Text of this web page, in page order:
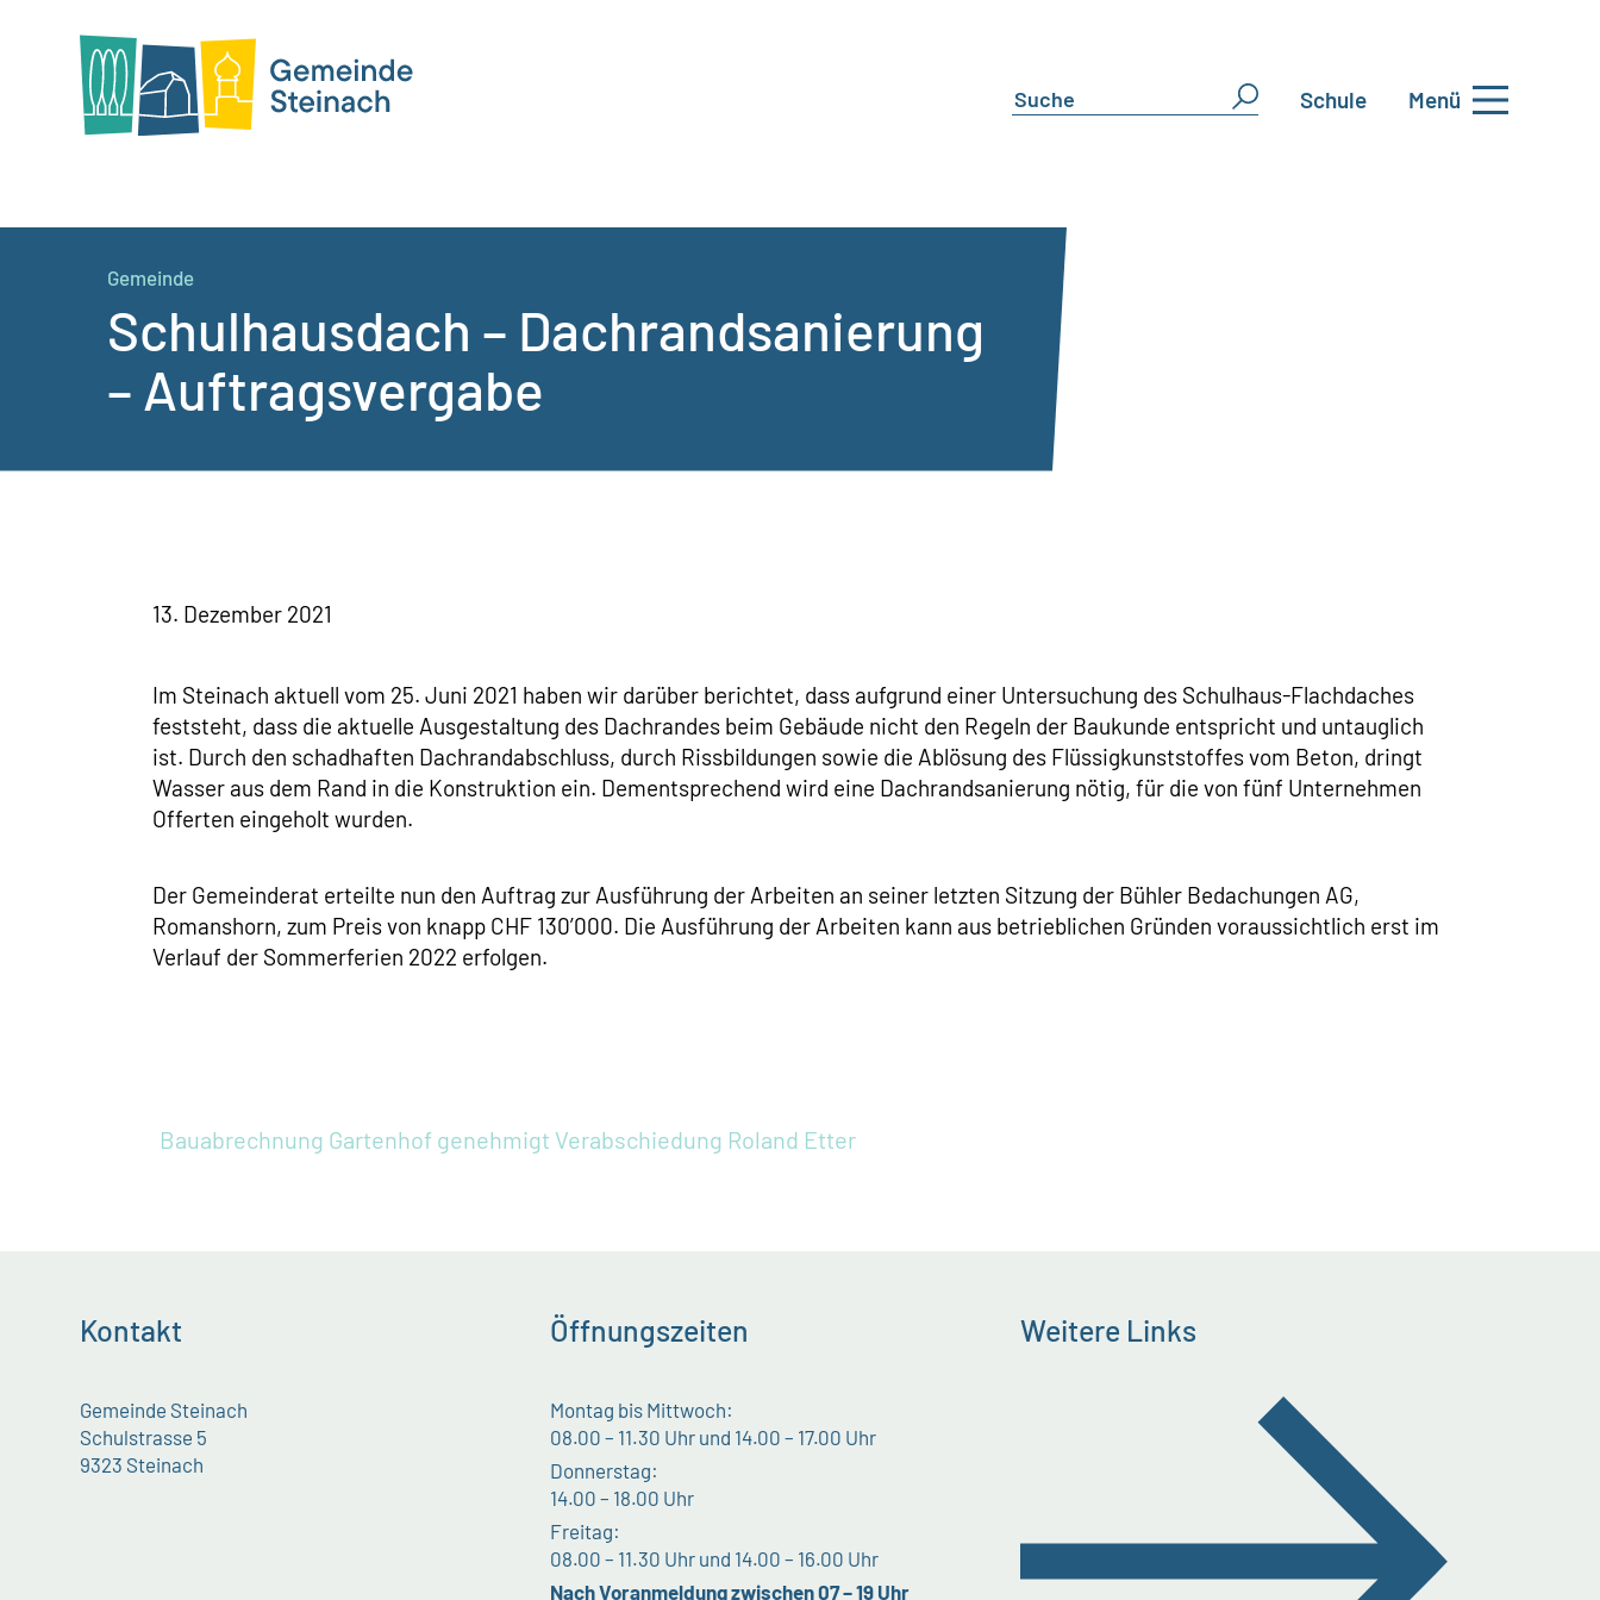
Schule Menü
Gemeinde
Schulhausdach – Dachrandsanierung
– Auftragsvergabe
13. Dezember 2021
Im Steinach aktuell vom 25. Juni 2021 haben wir darüber berichtet, dass aufgrund einer Untersuchung des Schulhaus-Flachdaches
feststeht, dass die aktuelle Ausgestaltung des Dachrandes beim Gebäude nicht den Regeln der Baukunde entspricht und untauglich
ist. Durch den schadhaften Dachrandabschluss, durch Rissbildungen sowie die Ablösung des Flüssigkunststoffes vom Beton, dringt
Wasser aus dem Rand in die Konstruktion ein. Dementsprechend wird eine Dachrandsanierung nötig, für die von fünf Unternehmen
Offerten eingeholt wurden.
Der Gemeinderat erteilte nun den Auftrag zur Ausführung der Arbeiten an seiner letzten Sitzung der Bühler Bedachungen AG,
Romanshorn, zum Preis von knapp CHF 130’000. Die Ausführung der Arbeiten kann aus betrieblichen Gründen voraussichtlich erst im
Verlauf der Sommerferien 2022 erfolgen.
Bauabrechnung Gartenhof genehmigt Verabschiedung Roland Etter
Kontakt
Gemeinde Steinach
Schulstrasse 5
9323 Steinach
Öffnungszeiten
Montag bis Mittwoch:
08.00 – 11.30 Uhr und 14.00 – 17.00 Uhr
Donnerstag:
14.00 – 18.00 Uhr
Freitag:
08.00 – 11.30 Uhr und 14.00 – 16.00 Uhr
Nach Voranmeldung zwischen 07 – 19 Uhr
Weitere Links